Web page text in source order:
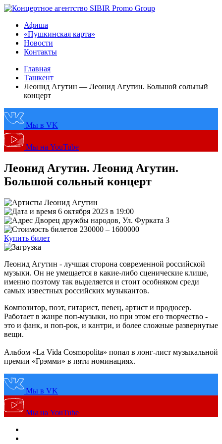
Афиша
«Пушкинская карта»
Новости
Контакты
Главная
Ташкент
Леонид Агутин — Леонид Агутин. Большой сольный
концерт
Мы в VK
Мы на YouTube
Леонид Агутин. Леонид Агутин.
Большой сольный концерт
Леонид Агутин
6 октября 2023 в 19:00
Дворец дружбы народов, Ул. Фурката 3
230000 – 1600000
Купить билет
Леонид Агутин - лучшая сторона современной российской
музыки. Он не умещается в какие-либо сценические клише,
именно поэтому так выделяется и стоит особняком среди
самых известных российских музыкантов.
Композитор, поэт, гитарист, певец, артист и продюсер.
Работает в жанре поп-музыки, но при этом его творчество -
это и фанк, и поп-рок, и кантри, и более сложные развернутые
вещи.
Альбом «La Vida Cosmopolita» попал в лонг-лист музыкальной
премии «Грэмми» в пяти номинациях.
Мы в VK
Мы на YouTube